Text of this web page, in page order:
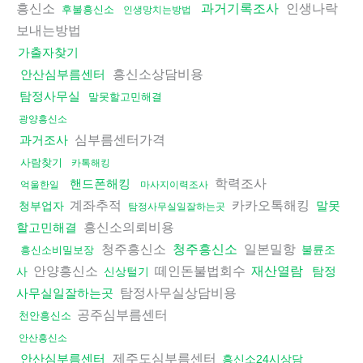
흥신소 후불흥신소 인생망치는방법 과거기록조사
인생나락
보내는방법
가출자찾기
안산심부름센터
흥신소상담비용
탐정사무실 말못할고민해결
광양흥신소
과거조사 심부름센터가격
사람찾기
카톡해킹
억울한일
핸드폰해킹 마사지이력조사 학력조사
청부업자 계좌추적 탐정사무실일잘하는곳 카카오톡해킹
말못
할고민해결
흥신소의뢰비용
흥신소비밀보장 청주흥신소 청주흥신소 일본밀항 불륜조
사 안양흥신소 신상털기 떼인돈불법회수 재산열람
탐정
사무실일잘하는곳 탐정사무실상담비용
천안흥신소 공주심부름센터
안산흥신소
안산심부름센터 제주도심부름센터 흥신소24시상담